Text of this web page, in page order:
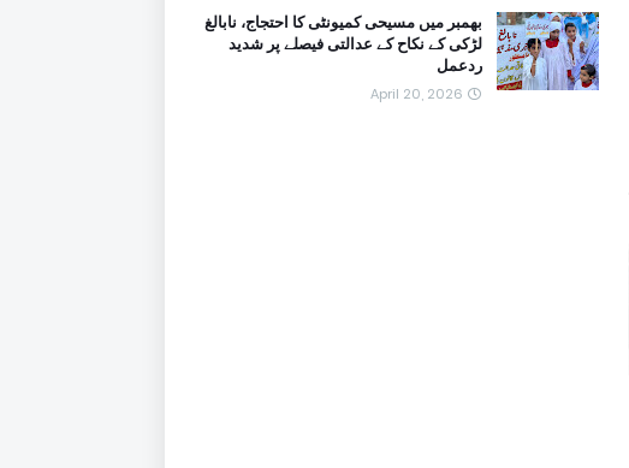
بھمبر میں مسیحی کمیونٹی کا احتجاج، نابالغ
لڑکی کے نکاح کے عدالتی فیصلے پر شدید
ردعمل
April 20, 2026